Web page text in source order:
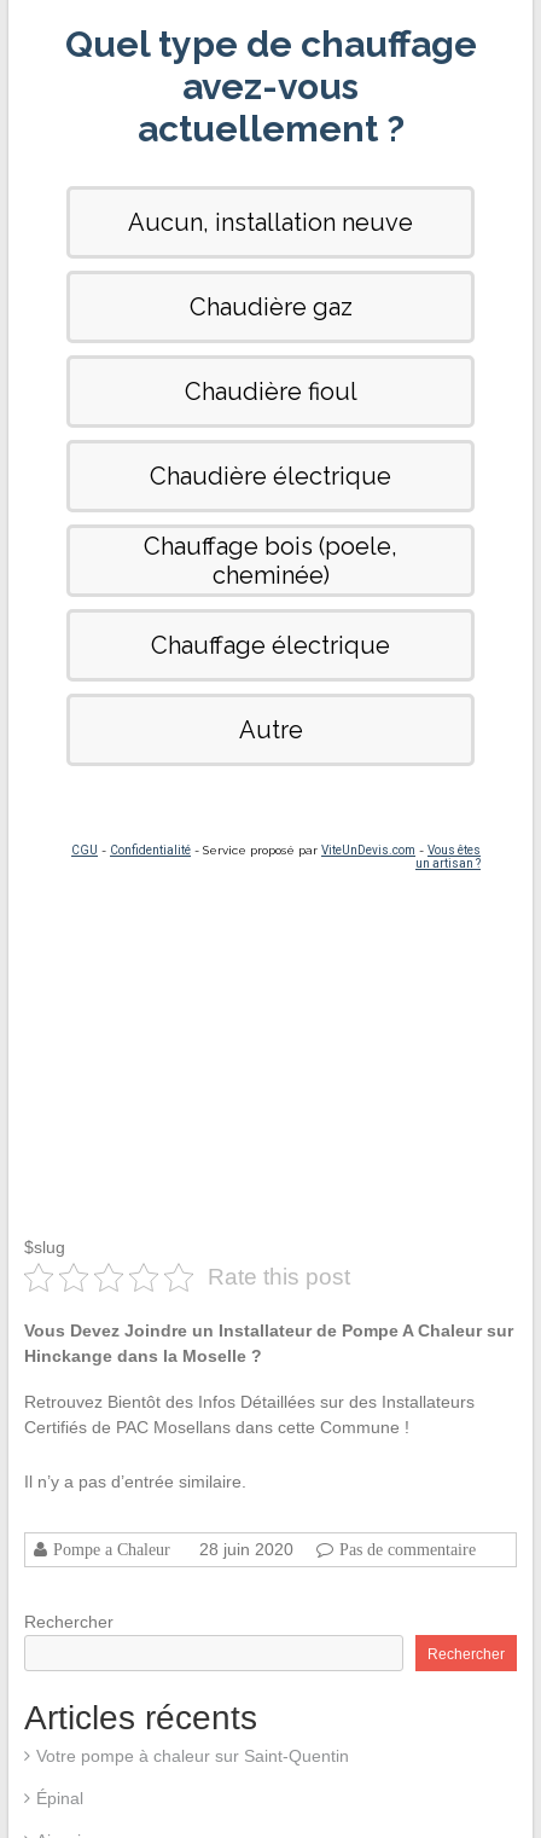
$slug
Rate this post
Vous Devez Joindre un Installateur de Pompe A Chaleur sur
Hinckange dans la Moselle ?
Retrouvez Bientôt des Infos Détaillées sur des Installateurs
Certifiés de PAC Mosellans dans cette Commune !
Il n’y a pas d’entrée similaire.
Pompe a Chaleur 28 juin 2020 Pas de commentaire
Rechercher
Rechercher
Articles récents
Votre pompe à chaleur sur Saint-Quentin
Épinal